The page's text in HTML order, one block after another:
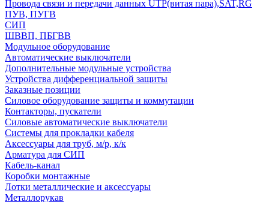
Провода связи и передачи данных UTP(витая пара),SAT,RG
ПУВ, ПУГВ
СИП
ШВВП, ПБГВВ
Модульное оборудование
Автоматические выключатели
Дополнительные модульные устройства
Устройства дифференциальной защиты
Заказные позиции
Силовое оборудование защиты и коммутации
Контакторы, пускатели
Силовые автоматические выключатели
Системы для прокладки кабеля
Аксессуары для труб, м/р, к/к
Арматура для СИП
Кабель-канал
Коробки монтажные
Лотки металлические и аксессуары
Металлорукав